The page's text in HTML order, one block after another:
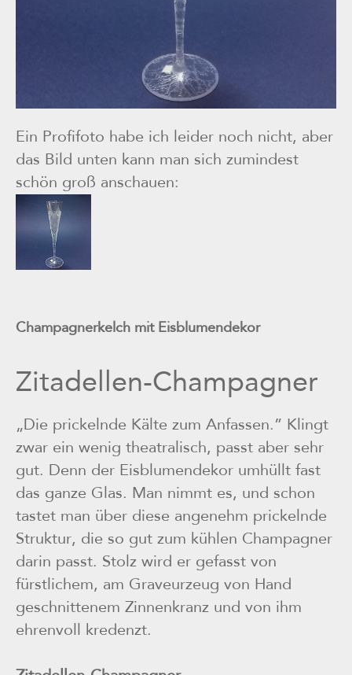
Ein Profifoto habe ich leider noch nicht, aber
das Bild unten kann man sich zumindest
schön groß anschauen:
Champagnerkelch mit Eisblumendekor
Zitadellen-Champagner
„Die prickelnde Kälte zum Anfassen.” Klingt
zwar ein wenig theatralisch, passt aber sehr
gut. Denn der Eisblumendekor umhüllt fast
das ganze Glas. Man nimmt es, und schon
tastet man über diese angenehm prickelnde
Struktur, die so gut zum kühlen Champagner
darin passt. Stolz wird er gefasst von
fürstlichem, am Graveurzeug von Hand
geschnittenem Zinnenkranz und von ihm
ehrenvoll kredenzt.